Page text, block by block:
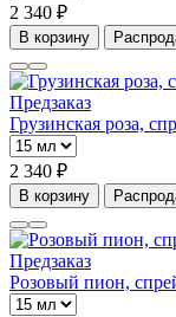
2 340 ₽
В корзину
Предзаказ
Грузинская роза,
2 340 ₽
В корзину
Предзаказ
Розовый пион,